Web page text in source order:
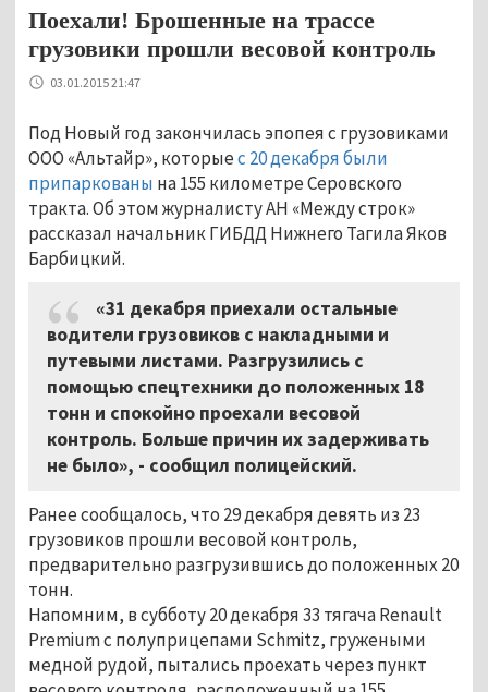
Поехали! Брошенные на трассе
грузовики прошли весовой контроль
03.01.2015 21:47
Под Новый год закончилась эпопея с грузовиками
ООО «Альтайр», которыес 20 декабря были
припаркованы на 155 километре Серовского
тракта. Об этом журналисту АН «Между строк»
рассказал начальник ГИБДД Нижнего Тагила Яков
Барбицкий.
«31 декабря приехали остальные
водители грузовиков с накладными и
путевыми листами. Разгрузились с
помощью спецтехники до положенных 18
тонн и спокойно проехали весовой
контроль. Больше причин их задерживать
не было», - сообщил полицейский.
Ранее сообщалось, что 29 декабря девять из 23
грузовиков прошли весовой контроль,
предварительно разгрузившись до положенных 20
тонн.
Напомним, в субботу 20 декабря 33 тягача Renault
Premium с полуприцепами Schmitz, гружеными
медной рудой, пытались проехать через пункт